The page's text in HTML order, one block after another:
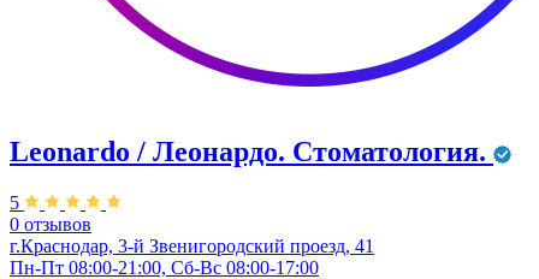
Leonardo / Леонардо. Стоматология.
5
0 отзывов
г.Краснодар, 3-й Звенигородский проезд, 41
Пн-Пт 08:00-21:00, Сб-Вс 08:00-17:00